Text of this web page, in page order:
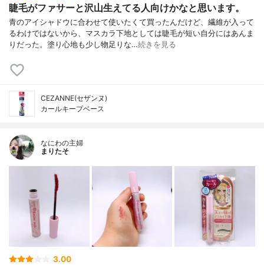
睫毛がファサーと沢山生えてる人向けかなと思います。
青のアイシャドウに合わせて使いたくて買ったんだけど、繊維が入って
るわけではないから、マスカラ下地としては睫毛が短い自分にはあんま
りだった。塗り心地も少し物足りな…続きを見る
CEZANNE(セザンヌ)
カールキープベース
なにわの主婦
まりたそ
3.00